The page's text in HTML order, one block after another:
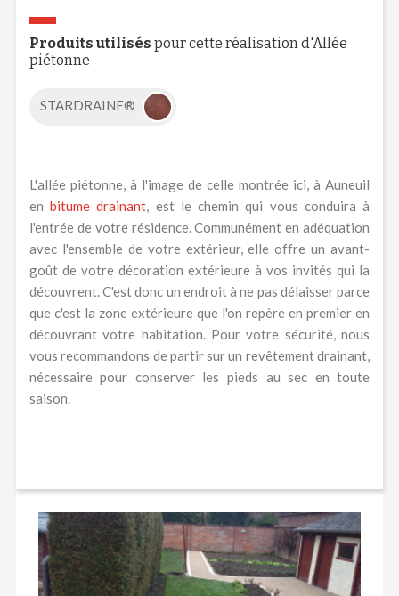
Produits utilisés pour cette réalisation d'Allée
piétonne
STARDRAINE®
L'allée piétonne, à l'image de celle montrée ici, à Auneuil
enbitume drainant, est le chemin qui vous conduira à
l'entrée de votre résidence. Communément en adéquation
avec l'ensemble de votre extérieur, elle offre un avant-
goût de votre décoration extérieure à vos invités qui la
découvrent. C'est donc un endroit à ne pas délaisser parce
que c'est la zone extérieure que l'on repère en premier en
découvrant votre habitation. Pour votre sécurité, nous
vous recommandons de partir sur un revêtement drainant,
nécessaire pour conserver les pieds au sec en toute
saison.